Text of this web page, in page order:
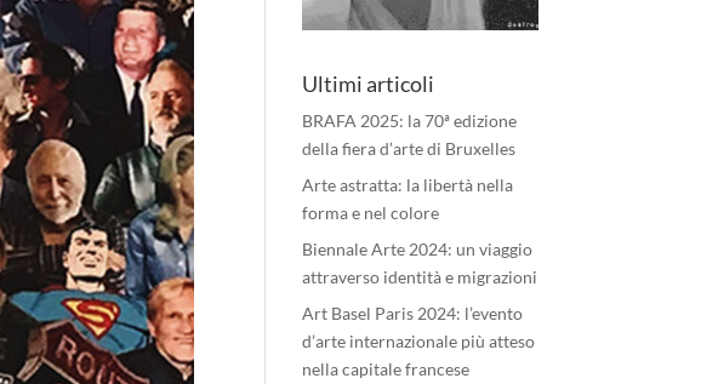
Ultimi articoli
BRAFA 2025: la 70ª edizione
della fiera d’arte di Bruxelles
Arte astratta: la libertà nella
forma e nel colore
Biennale Arte 2024: un viaggio
attraverso identità e migrazioni
Art Basel Paris 2024: l’evento
d’arte internazionale più atteso
nella capitale francese